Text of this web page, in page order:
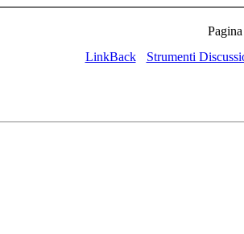
LinkBack
Strumenti